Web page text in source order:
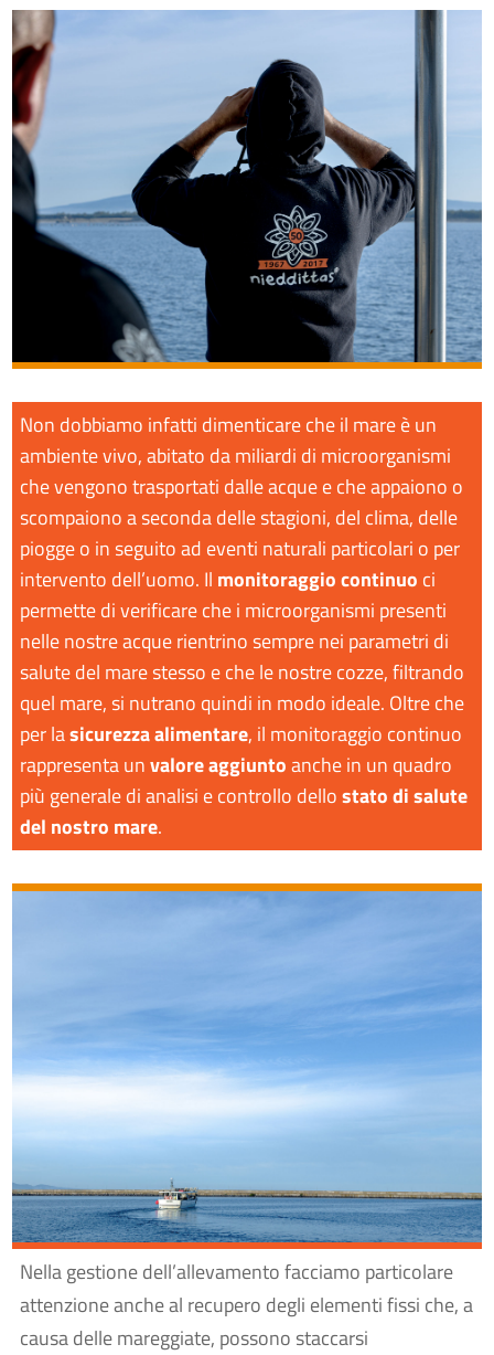
Non dobbiamo infatti dimenticare che il mare è un
ambiente vivo, abitato da miliardi di microorganismi
che vengono trasportati dalle acque e che appaiono o
scompaiono a seconda delle stagioni, del clima, delle
piogge o in seguito ad eventi naturali particolari o per
intervento dell’uomo. Il monitoraggio continuo ci
permette di verificare che i microorganismi presenti
nelle nostre acque rientrino sempre nei parametri di
salute del mare stesso e che le nostre cozze, filtrando
quel mare, si nutrano quindi in modo ideale. Oltre che
per lasicurezza alimentare, il monitoraggio continuo
rappresenta unvalore aggiuntoanche in un quadro
più generale di analisi e controllo dellostato di salute
del nostro mare.
Nella gestione dell’allevamento facciamo particolare
attenzione anche al recupero degli elementi fissi che, a
causa delle mareggiate, possono staccarsi